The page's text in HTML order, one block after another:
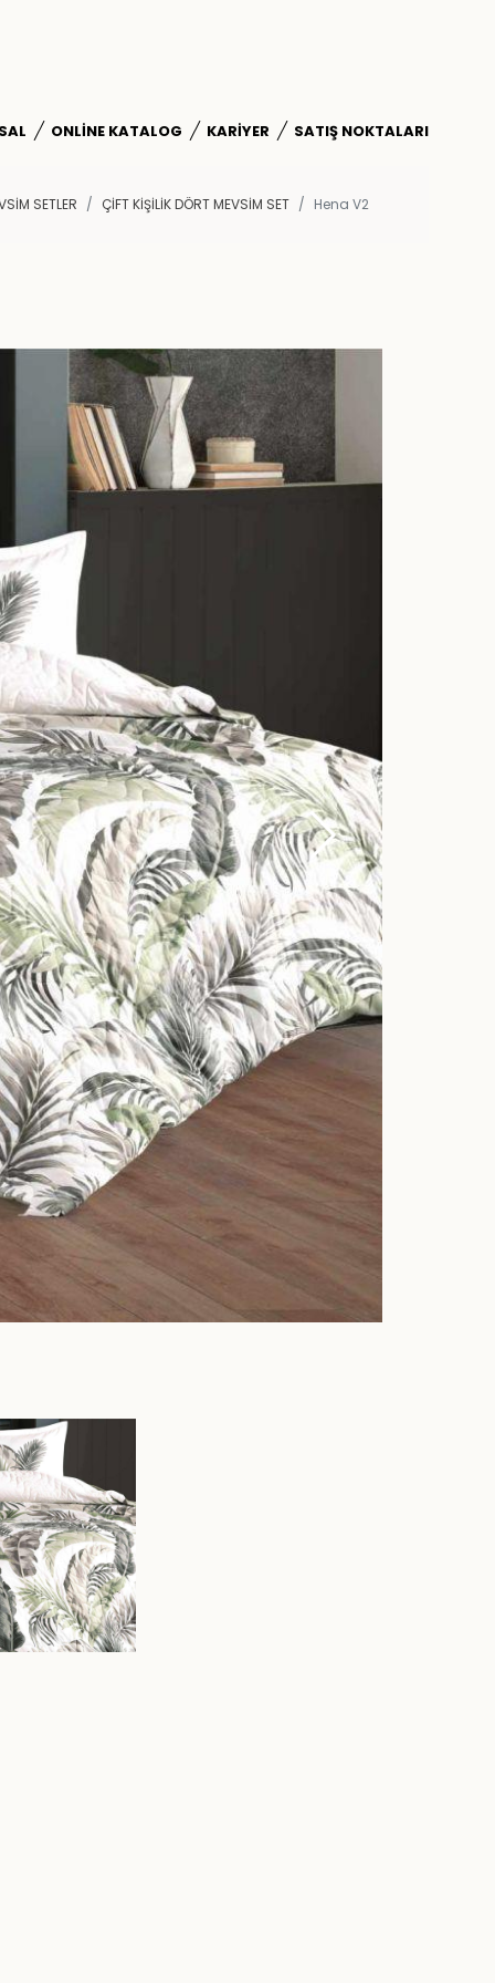
ONLINE KATALOG KARIYER SATIŞ NOKTALARI
SETLER ÇIFT KIŞILIK DÖRT MEVSIM SET Hena V2